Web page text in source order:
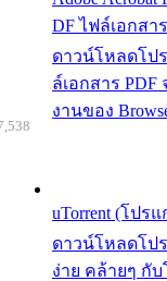
DF ไฟล์เอกสา
ดาวน์โหลดโปร
ล์เอกสาร
งานของ
uTorrent (โปร
ดาวน์โหลดโปร
ง่าย คล้ายๆ กั